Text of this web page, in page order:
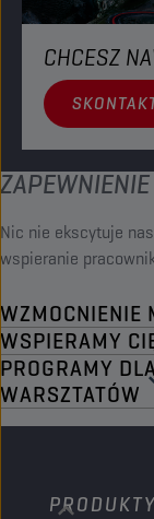
CHCESZ
Nic nie ekscytuje
wspieranie
WZMOCNIENIE
WSPIERAMY
PROGRAMY
WARSZTATÓW
PRODUKTY